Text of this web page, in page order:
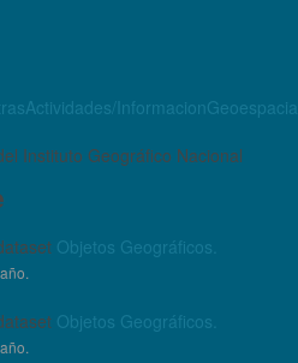
Instituto Geográfico Nacional
Objetos Geográficos.
Objetos Geográficos.